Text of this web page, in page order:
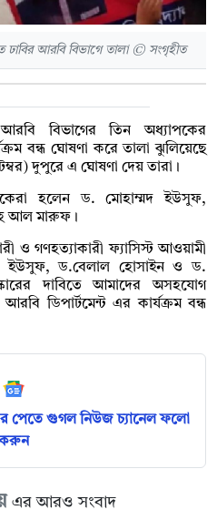
ঢাবির আরবি বিভাগে তালা © সংগৃহীত
আরবি বিভাগের তিন অধ্যাপকের
বন্ধ ঘোষণা করে তালা ঝুলিয়েছে
দুপুরে এ ঘোষণা দেয় তারা।
হলেন ড. মোহাম্মদ ইউসুফ,
আল মারুফ।
ও গণহত্যাকারী ফ্যাসিস্ট আওয়ামী
ইউসুফ, ড.বেলাল হোসাইন ও ড.
দাবিতে আমাদের অসহযোগ
ডিপার্টমেন্ট এর কার্যক্রম বন্ধ
পেতে গুগল নিউজ চ্যানেল ফলো
এর আরও সংবাদ